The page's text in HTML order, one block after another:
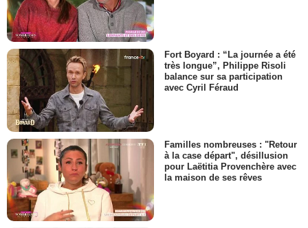
Fort Boyard : “La journée a été
très longue”, Philippe Risoli
balance sur sa participation
avec Cyril Féraud
Familles nombreuses : "Retour
à la case départ", désillusion
pour Laëtitia Provenchère avec
la maison de ses rêves